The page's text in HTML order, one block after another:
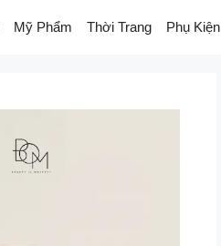
Mỹ Phẩm Thời Trang Phụ Kiện